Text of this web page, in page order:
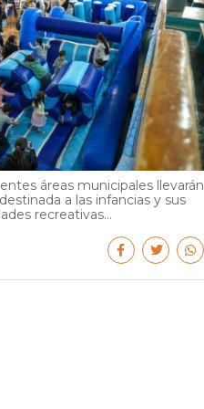
áreas municipales llevarán
a las infancias y sus
recreativas...